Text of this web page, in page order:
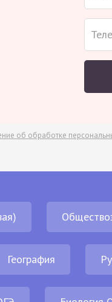
об обработке
География